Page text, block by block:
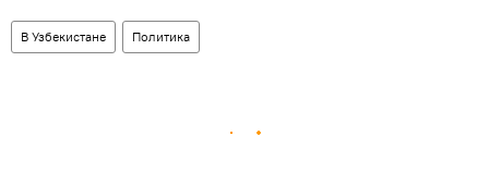
В Узбекистане Политика